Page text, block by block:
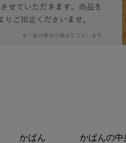
かばん かばんの中